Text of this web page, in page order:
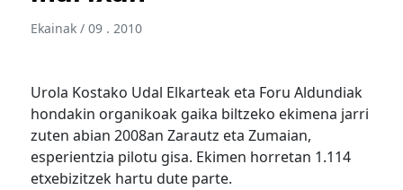
Ekainak / 09 . 2010
Urola Kostako Udal Elkarteak eta Foru Aldundiak
hondakin organikoak gaika biltzeko ekimena jarri
zuten abian 2008an Zarautz eta Zumaian,
esperientzia pilotu gisa. Ekimen horretan 1.114
etxebizitzek hartu dute parte.